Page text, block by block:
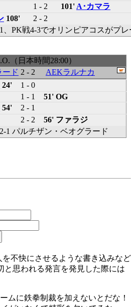
1 - 2
101' A･カマラ
108'
2 - 2
、PK戦4-3でオリンピアコスがプ
（日本時間28:00）
ード 2 - 2
AEKラルナカ
24'
1 - 0
1 - 1
51' OG
54'
2 - 1
2 - 2
56' ファラジ
1 パルチザン・ベオグラード
不快にさせるような書き込みなど
と思われる発言を発見した際には
ムに鉄拳制裁を加えないとだな！